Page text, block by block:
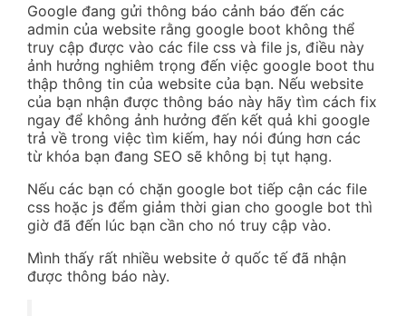
Google đang gửi thông báo cảnh báo đến các
admin của website rằng google boot không thể
truy cập được vào các file css và file js, điều này
ảnh hưởng nghiêm trọng đến việc google boot thu
thập thông tin của website của bạn. Nếu website
của bạn nhận được thông báo này hãy tìm cách fix
ngay để không ảnh hưởng đến kết quả khi google
trả về trong việc tìm kiếm, hay nói đúng hơn các
từ khóa bạn đang SEO sẽ không bị tụt hạng.
Nếu các bạn có chặn google bot tiếp cận các file
css hoặc js đểm giảm thời gian cho google bot thì
giờ đã đến lúc bạn cần cho nó truy cập vào.
Mình thấy rất nhiều website ở quốc tế đã nhận
được thông báo này.